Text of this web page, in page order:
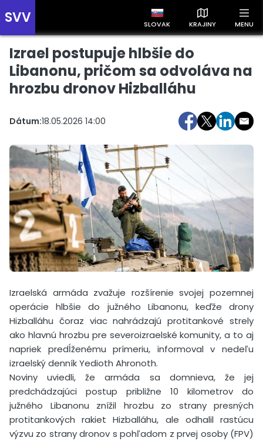
SVV SLOVAK KRAJINY MENU
Prehľad správ podľa krajín
Zobrazte si správy rozdelené podľa krajín a získajte rýchly
prehľad o dianí vo svete.
Slovensko Česko Maďarsko
Izrael postupuje hlbšie do
Libanonu, pričom sa odvoláva na
hrozbu dronov Hizballáhu
Dátum:18.05.2026 14:00
Izraelská armáda zvažuje rozšírenie svojej pozemnej
operácie hlbšie do južného Libanonu, keďže drony
Hizballáhu čoraz viac nahrádzajú protitankové strely
ako hlavnú hrozbu pre severoizraelské komunity, a to aj
napriek predĺženému prímeriu, informoval v nedeľu
izraelský denník Yedioth Ahronoth.
Noviny uviedli, že armáda sa domnieva, že jej
predchádzajúci postup približne 10 kilometrov do
južného Libanonu znížil hrozbu zo strany presných
protitankových rakiet Hizballáhu, ale odhalil rastúcu
výzvu zo strany dronov s pohľadom z prvej osoby (FPV)